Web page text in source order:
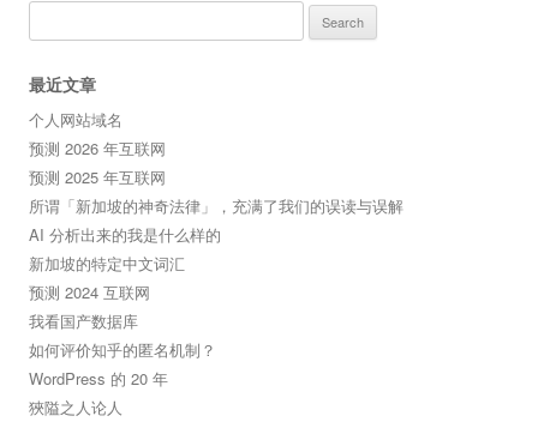
for:
最近文章
个人网站域名
预测 2026 年互联网
预测 2025 年互联网
所谓「新加坡的神奇法律」，充满了我们的误读与误解
AI 分析出来的我是什么样的
新加坡的特定中文词汇
预测 2024 互联网
我看国产数据库
如何评价知乎的匿名机制？
WordPress 的 20 年
狹隘之人论人